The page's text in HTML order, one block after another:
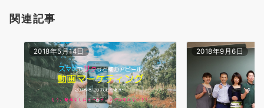
関連記事
2018年5月14日 2018年9月6日